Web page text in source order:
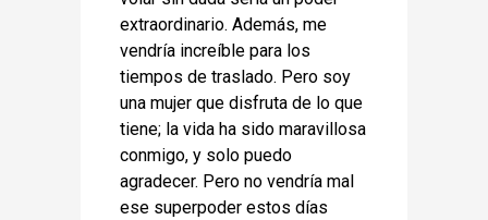
extraordinario. Además, me
vendría increíble para los
tiempos de traslado. Pero soy
una mujer que disfruta de lo que
tiene; la vida ha sido maravillosa
conmigo, y solo puedo
agradecer. Pero no vendría mal
ese superpoder estos días